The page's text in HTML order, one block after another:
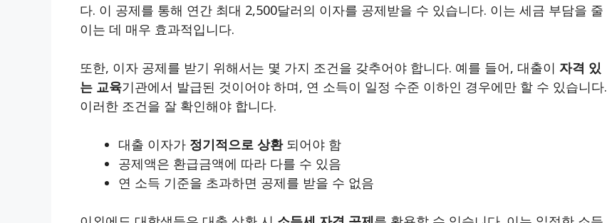
다. 이 공제를 통해 연간 최대 2,500달러의 이자를 공제받을 수 있습니다. 이는 세금 부담을 줄
이는 데 매우 효과적입니다.
또한, 이자 공제를 받기 위해서는 몇 가지 조건을 갖추어야 합니다. 예를 들어, 대출이 자격 있
는 교육기관에서 발급된 것이어야 하며, 연 소득이 일정 수준 이하인 경우에만 할 수 있습니다.
이러한 조건을 잘 확인해야 합니다.
대출 이자가 정기적으로 상환되어야 함
공제액은 환급금액에 따라 다를 수 있음
연 소득 기준을 초과하면 공제를 받을 수 없음